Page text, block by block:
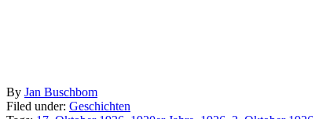
By Jan Buschbom
Filed under: Geschichten